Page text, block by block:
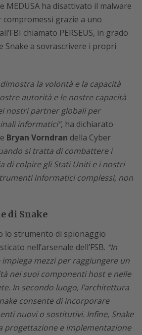
MEDUSA ha disattivato il malware
compromessi grazie a uno
chiamato PERSEUS, in grado
Snake a sovrascrivere i propri
dimostra la volontà e la capacità
autorità e le nostre capacità
nostri partner globali per
informatici”, ha dichiarato
Bryan Vorndran della Cyber
si tratta di combattere i
di colpire gli Stati Uniti e i nostri
informatici complessi, non
di Snake
lo strumento di spionaggio
nell’arsenale dell’FSB. “In
mezzi per raggiungere un
nei suoi componenti host e nelle
In secondo luogo, l’architettura
consente di incorporare
nuovi o sostitutivi. Infine, Snake
progettazione e implementazione